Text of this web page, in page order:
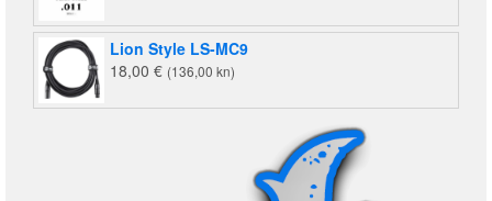
Lion Style LS-MC9
18,00 € (136,00 kn)